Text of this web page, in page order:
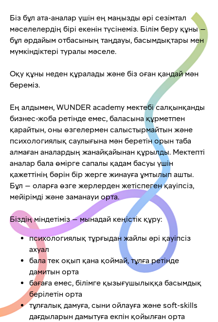
Біз бұл ата-аналар үшін ең маңызды әрі сезімтал
мәселелердің бірі екенін түсінеміз. Білім беру құны —
бұл әрдайым отбасының таңдауы, басымдықтары мен
мүмкіндіктері туралы мәселе.
Оқу құны неден құралады және біз оған қандай мән
береміз.
Ең алдымен, WUNDER academy мектебі салқынқанды
бизнес-жоба ретінде емес, баласына құрметпен
қарайтын, оны өзгелермен салыстырмайтын және
психологиялық саулығына мән беретін орын таба
алмаған аналардың жанайқайынан құрылды. Мектепті
аналар бала өмірге сапалы қадам басуы үшін
қажеттінің бәрін бір жерге жинауға ұмтылып ашты.
Бұл — оларға өзге жерлерден жетіспеген қауіпсіз,
мейірімді және заманауи орта.
Біздің міндетіміз — мынадай кеңістік құру:
психологиялық тұрғыдан жайлы әрі қауіпсіз
ахуал
бала тек оқып қана қоймай, тұлға ретінде
дамитын орта
бағаға емес, білімге қызығушылыққа басымдық
берілетін орта
тұлғалық дамуға, сыни ойлауға және soft-skills
дағдыларын дамытуға екпін қойылған орта